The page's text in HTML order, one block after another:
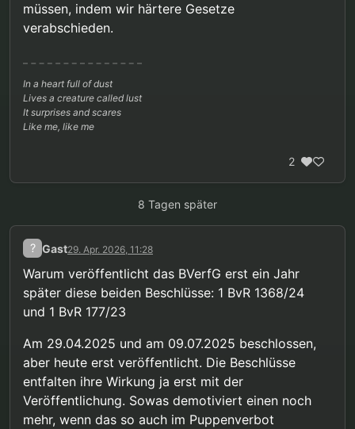
müssen, indem wir härtere Gesetze
verabschieden.
In a heart full of dust
Lives a creature called lust
It surprises and scares
Like me, like me
2
8 Tagen später
? Gast29. Apr. 2026, 11:28
Warum veröffentlicht das BVerfG erst ein Jahr
später diese beiden Beschlüsse: 1 BvR 1368/24
und 1 BvR 177/23
Am 29.04.2025 und am 09.07.2025 beschlossen,
aber heute erst veröffentlicht. Die Beschlüsse
entfalten ihre Wirkung ja erst mit der
Veröffentlichung. Sowas demotiviert einen noch
mehr, wenn das so auch im Puppenverbot